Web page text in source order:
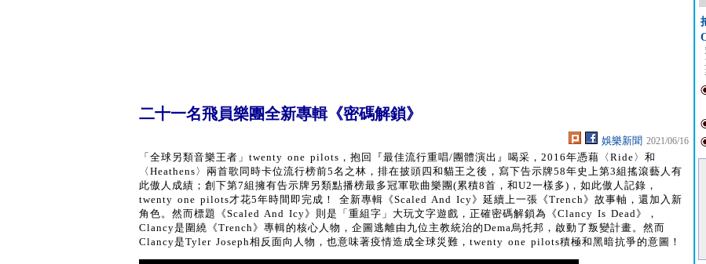
二十一名飛員樂團全新專輯《密碼解鎖》
娛樂新聞 2021/06/16
「全球另類音樂王者」twenty one pilots，抱回『最佳流行重唱/團體演出』喝采，2016年憑藉〈Ride〉和
〈Heathens〉兩首歌同時卡位流行榜前5名之林，排在披頭四和貓王之後，寫下告示牌58年史上第3組搖滾藝人有
此傲人成績；創下第7組擁有告示牌另類點播榜最多冠軍歌曲樂團(累積8首，和U2一樣多)，如此傲人記錄，
twenty one pilots才花5年時間即完成！ 全新專輯《Scaled And Icy》延續上一張《Trench》故事軸，還加入新
角色。然而標題《Scaled And Icy》則是「重組字」大玩文字遊戲，正確密碼解鎖為《Clancy Is Dead》，
Clancy是圍繞《Trench》專輯的核心人物，企圖逃離由九位主教統治的Dema烏托邦，啟動了叛變計畫。然而
Clancy是Tyler Joseph相反面向人物，也意味著疫情造成全球災難，twenty one pilots積極和黑暗抗爭的意圖！